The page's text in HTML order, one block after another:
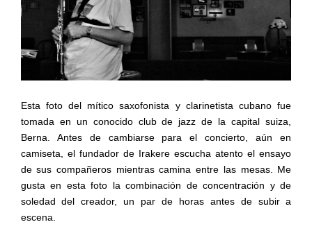
Esta foto del mítico saxofonista y clarinetista cubano fue
tomada en un conocido club de jazz de la capital suiza,
Berna. Antes de cambiarse para el concierto, aún en
camiseta, el fundador de Irakere escucha atento el ensayo
de sus compañeros mientras camina entre las mesas. Me
gusta en esta foto la combinación de concentración y de
soledad del creador, un par de horas antes de subir a
escena.